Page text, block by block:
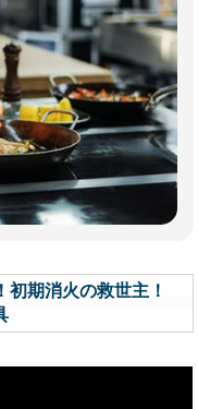
初期消火の救世主！